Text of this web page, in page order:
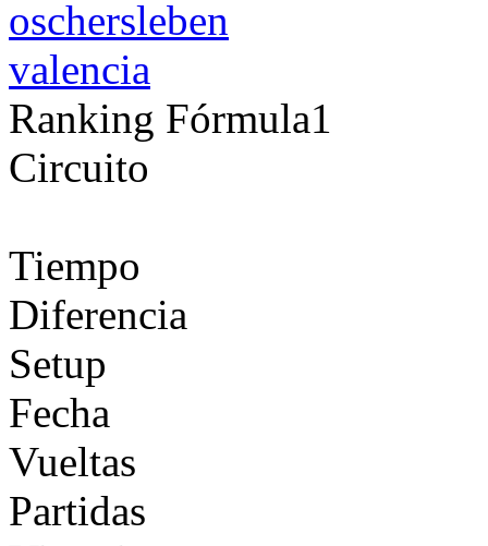
oschersleben
valencia
Ranking Fórmula1
Circuito
Tiempo
Diferencia
Setup
Fecha
Vueltas
Partidas